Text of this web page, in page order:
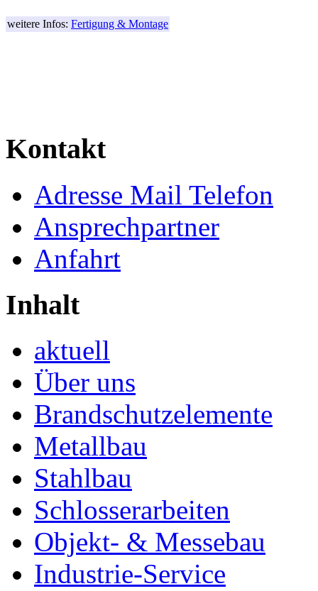
weitere Infos: Fertigung & Montage
Kontakt
Adresse Mail Telefon
Ansprechpartner
Anfahrt
Inhalt
aktuell
Über uns
Brandschutzelemente
Metallbau
Stahlbau
Schlosserarbeiten
Objekt- & Messebau
Industrie-Service